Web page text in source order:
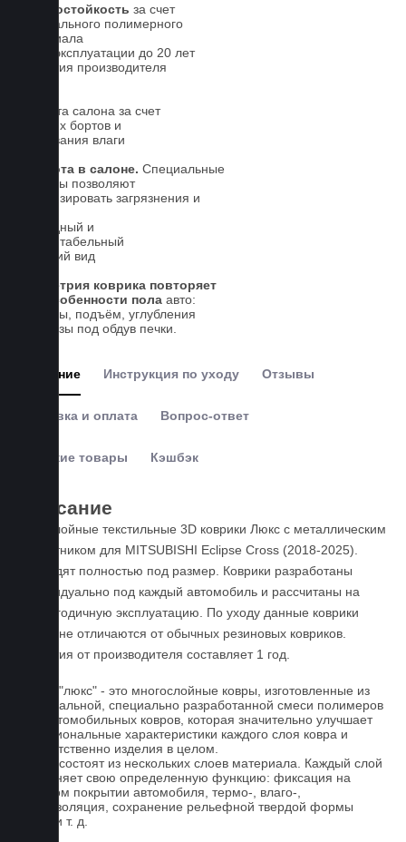
износостойкость за счет
специального полимерного
материала
Срок эксплуатации до 20 лет
Гарантия производителя
Чистота салона за счет
высоких бортов и
впитывания влаги
Чистота в салоне. Специальные
выступы позволяют
локализировать загрязнения и
Солидный и
презентабельный
внешний вид
Геометрия коврика повторяет
все особенности пола авто:
выступы, подъём, углубления
и вырезы под обдув печки.
Описание Инструкция по уходу Отзывы
Доставка и оплата Вопрос-ответ
Похожие товары Кэшбэк
Описание
Пятислойные текстильные 3D коврики Люкс с металлическим
подпятником для MITSUBISHI Eclipse Cross (2018-2025).
Подходят полностью под размер. Коврики разработаны
индивидуально под каждый автомобиль и рассчитаны на
круглогодичную эксплуатацию. По уходу данные коврики
ничем не отличаются от обычных резиновых ковриков.
Гарантия от производителя составляет 1 год.
Ковры "люкс" - это многослойные ковры, изготовленные из
оригинальной, специально разработанной смеси полимеров
для автомобильных ковров, которая значительно улучшает
функциональные характеристики каждого слоя ковра и
соответственно изделия в целом.
Ковры состоят из нескольких слоев материала. Каждый слой
выполняет свою определенную функцию: фиксация на
штатном покрытии автомобиля, термо-, влаго-,
звукоизоляция, сохранение рельефной твердой формы
ковра и т. д.